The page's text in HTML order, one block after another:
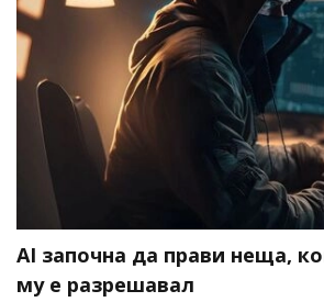
AI започна да прави неща,
му е разрешавал